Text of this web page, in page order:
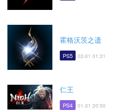
霍格沃茨之遗
PS5 02-01 01:31
仁王
PS4 01-31 20:50